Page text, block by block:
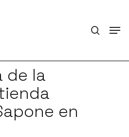
de la
en
Close